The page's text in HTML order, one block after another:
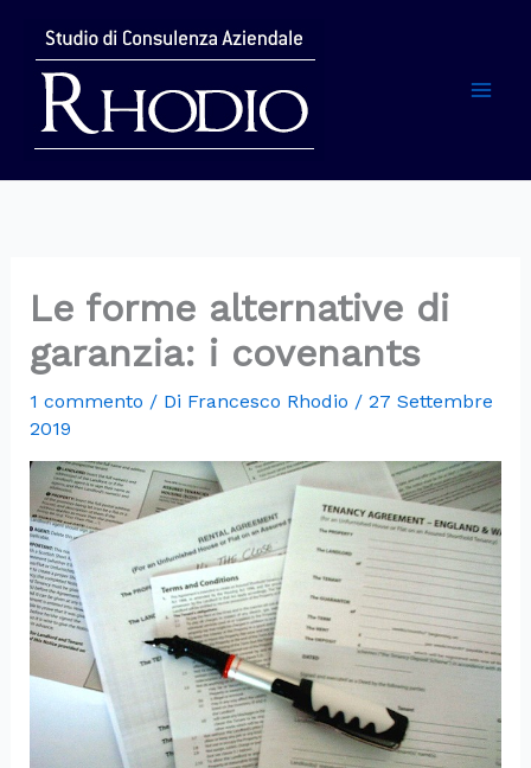
contenuto
Le forme alternative di
garanzia: i covenants
1 commento / Di Francesco Rhodio / 27 Settembre
2019